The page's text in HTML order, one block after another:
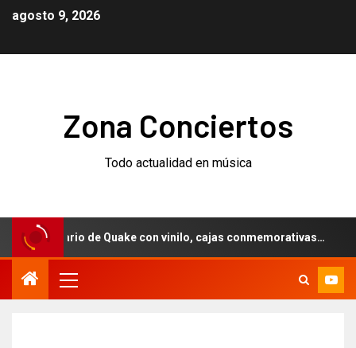
agosto 9, 2026
Zona Conciertos
Todo actualidad en música
de Quake con vinilo, cajas conmemorativas…